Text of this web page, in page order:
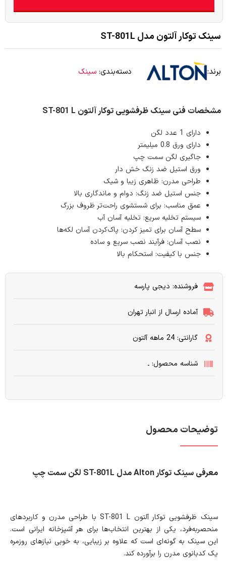
سینک توکار آلتون مدل ST-801L
برند: دسته‌بندی: سینک
مشخصات فنی سینک ظرفشویی توکار آلتون ST-801 L
دارای 1 عدد لگن
دارای ورق 0.8 میلیمتر
جاگیری لگن سمت چپ
ورق استیل ضد زنگ خش دار
طراحی مدرن: ظاهری زیبا و شیک
جنس استیل ضد زنگ: دوام و ماندگاری بالا
عمق مناسب: برای شستشوی راحت‌تر ظروف بزرگ
سیستم تخلیه سریع: تخلیه آسان آب
سطح آسان برای تمیز کردن: پاک‌کردن آسان لکه‌ها
نصب آسان: فرآیند نصب سریع و ساده
جنس با کیفیت: استحکام بالا
فروشنده: دیجی پارسه
آماده ارسال از انبار تهران
گارانتی: 24 ماهه آلتون
شناسه محصول: ـ
توضیحات محصول
معرفی سینک توکار Alton مدل ST-801L لگن سمت چپ
سینک ظرفشویی توکار آلتون ST-801 L با طراحی مدرن و کاربردهای
منحصربه‌فرد، یکی از بهترین انتخاب‌ها برای هر آشپزخانه ایرانی است.
این سینک به گونه‌ای است که علاوه بر زیبایی، به خوبی نیازهای روزمره
یک کدبانوی مدرن را برآورده کند.